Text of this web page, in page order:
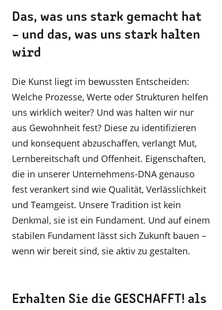
Das, was uns stark gemacht hat
– und das, was uns stark halten
wird
Die Kunst liegt im bewussten Entscheiden:
Welche Prozesse, Werte oder Strukturen helfen
uns wirklich weiter? Und was halten wir nur
aus Gewohnheit fest? Diese zu identifizieren
und konsequent abzuschaffen, verlangt Mut,
Lernbereitschaft und Offenheit. Eigenschaften,
die in unserer Unternehmens-DNA genauso
fest verankert sind wie Qualität, Verlässlichkeit
und Teamgeist. Unsere Tradition ist kein
Denkmal, sie ist ein Fundament. Und auf einem
stabilen Fundament lässt sich Zukunft bauen –
wenn wir bereit sind, sie aktiv zu gestalten.
Erhalten Sie die GESCHAFFT! als